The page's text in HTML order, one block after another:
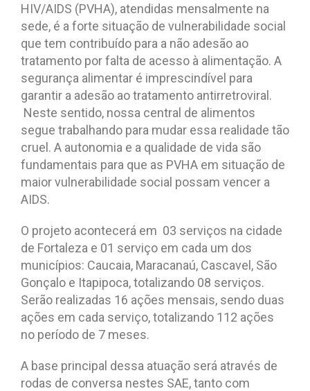
HIV/AIDS (PVHA), atendidas mensalmente na
sede, é a forte situação de vulnerabilidade social
que tem contribuído para a não adesão ao
tratamento por falta de acesso à alimentação. A
segurança alimentar é imprescindível para
garantir a adesão ao tratamento antirretroviral.
Neste sentido, nossa central de alimentos
segue trabalhando para mudar essa realidade tão
cruel. A autonomia e a qualidade de vida são
fundamentais para que as PVHA em situação de
maior vulnerabilidade social possam vencer a
AIDS.
O projeto acontecerá em 03 serviços na cidade
de Fortaleza e 01 serviço em cada um dos
municípios: Caucaia, Maracanaú, Cascavel, São
Gonçalo e Itapipoca, totalizando 08 serviços.
Serão realizadas 16 ações mensais, sendo duas
ações em cada serviço, totalizando 112 ações
no período de 7 meses.
A base principal dessa atuação será através de
rodas de conversa nestes SAE, tanto com